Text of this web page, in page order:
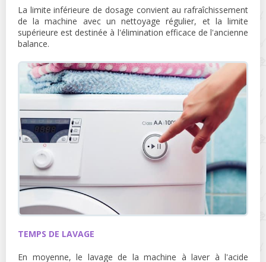
La limite inférieure de dosage convient au rafraîchissement
de la machine avec un nettoyage régulier, et la limite
supérieure est destinée à l'élimination efficace de l'ancienne
balance.
TEMPS DE LAVAGE
En moyenne, le lavage de la machine à laver à l'acide